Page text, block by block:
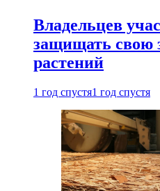
Владельцев
защищать свою
растений
1 год спустя1 год спустя